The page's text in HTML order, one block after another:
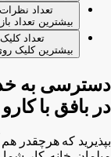
تعداد نظرات
بیشترین تعداد
تعداد
بیشترین کلیک
دسترسی به
در بافق با کارو
بپذیرید که هرچقدر هم